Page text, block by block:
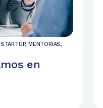
,MENTORIAS,
en